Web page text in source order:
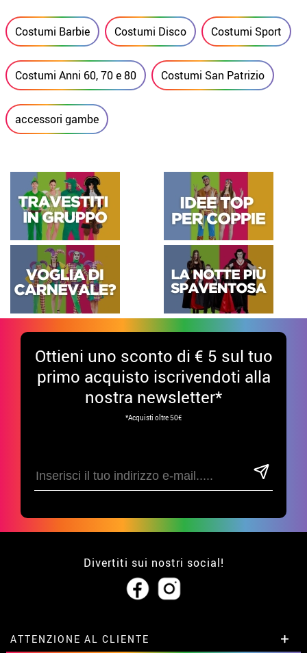
Costumi Barbie Costumi Disco Costumi Sport
Costumi Anni 60, 70 e 80 Costumi San Patrizio
accessori gambe
Ottieni uno sconto di € 5 sul tuo
primo acquisto iscrivendoti alla
nostra newsletter*
*Acquisti oltre 50€
Divertiti sui nostri social!
ATTENZIONE AL CLIENTE